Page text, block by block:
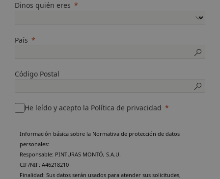
Dinos quién eres
País
Código Postal
He leído y acepto la Política de privacidad
Información básica sobre la Normativa de protección de datos
personales:
Responsable: PINTURAS MONTÓ, S.A.U.
CIF/NIF: A46218210
Finalidad: Sus datos serán usados para atender sus solicitudes,